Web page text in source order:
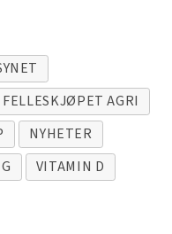
FELLESKJØPET AGRI
NYHETER
VITAMIN D